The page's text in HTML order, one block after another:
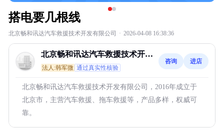
搭电要几根线
北京畅和讯达汽车救援技术开发有限公司 · 2026-04-08 16:38:36
北京畅和讯达汽车救援技术开发
有限公司
法人:韩军微 通过真实性核验
咨询 进店
北京畅和讯达汽车救援技术开发有限公司，2016年成立于
北京市，主营汽车救援、拖车救援等，产品多样，权威可
靠。